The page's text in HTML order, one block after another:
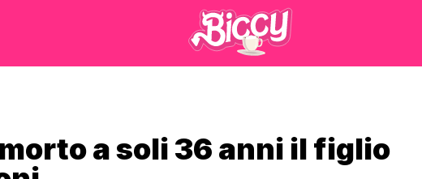
a soli 36 anni il figlio